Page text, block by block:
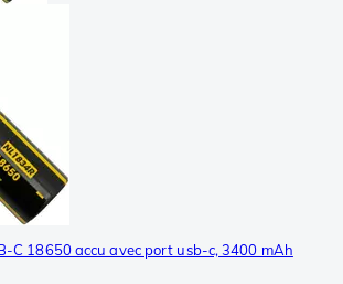
C 18650 accu avec port usb-c, 3400 mAh